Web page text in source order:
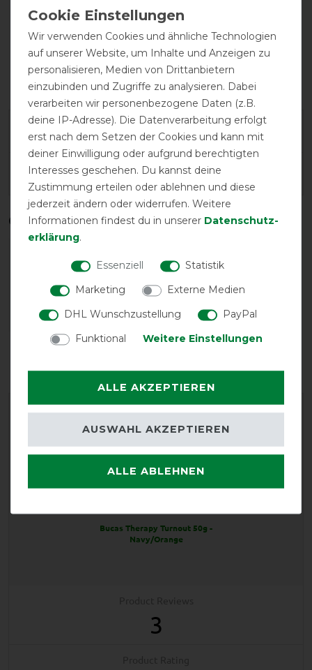
wasserdicht
Herstellergarantie
Wasch- und Pflegehinweis
Qualitätsstufen
Reißfestigkeit Wasserdichtigkeit
Bucas Therapy Turnout 50g -
Navy/Orange
3
Wir verwenden Cookies und ähnliche Technologien
auf unserer Website, um Inhalte und Anzeigen zu
personalisieren, Medien von Drittanbietern
einzubinden und Zugriffe zu analysieren. Dabei
verarbeiten wir personenbezogene Daten (z.B.
deine IP-Adresse). Die Datenverarbeitung erfolgt
erst nach dem Setzen der Cookies und kann mit
deiner Einwilligung oder aufgrund berechtigten
Interesses geschehen. Du kannst deine
Zustimmung erteilen oder ablehnen und diese
jederzeit ändern oder widerrufen. Weitere
Informationen findest du in unserer Daten­schutz­
erklärung.
Essenziell
Statistik
Marketing
Externe Medien
DHL Wunschzustellung
PayPal
Funktional
Weitere Einstellungen
ALLE AKZEPTIEREN
ALLE ABLEHNEN
AUSWAHL AKZEPTIEREN